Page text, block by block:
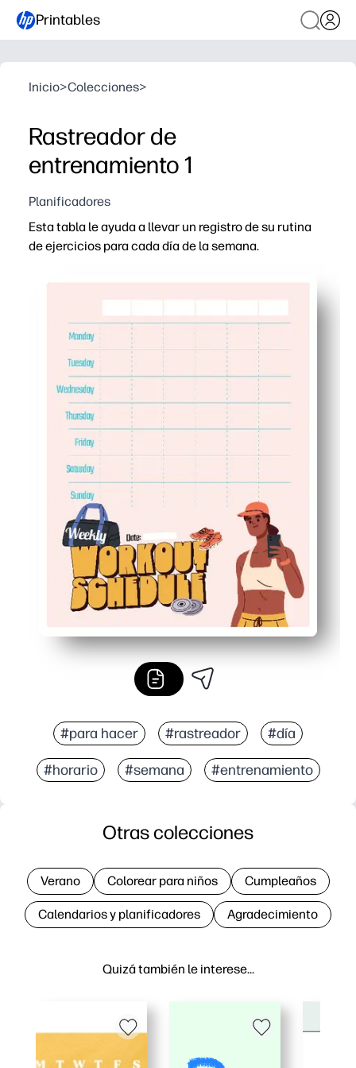
Printables
Inicio>Colecciones>
Rastreador de
entrenamiento 1
Planificadores
Esta tabla le ayuda a llevar un registro de su rutina
de ejercicios para cada día de la semana.
Puedes imprimir y listo, sin necesidad de
Registra los minutos rápidamente con las pegatinas
Puedes ver toda tu semana de un vistazo: detecta las
Mantienes a todos al día: ideal para familias o aulas,
#para hacer #rastreador #día
#horario #semana #entrenamiento
Quizá también le interese…
Otras colecciones
Verano Colorear para niños Cumpleaños
Calendarios y planificadores Agradecimiento